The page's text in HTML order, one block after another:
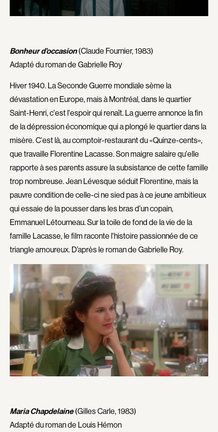
Brassard Marie
Brault François
Brie Claude
Brisson François
Broca Philippe de
Brodeur-Desrosiers Sandrine
Cabrera Dominique
Cadrin-Rossignol Iolande
Calderon Philippe
Campbell Graeme
Campeau Éric
Cantet Laurent
Cantin Roger
Canuel Érik
Cardinal Roger
Carle Gilles
Carmody Don
Caron Michel
Carrier Louis-Georges
Carrière Bruno
Carrière Marcel
Carter Peter
Carthew KC
Castillo Nardo
Castravelli Claude
Cayer Marc
Cayrol Jean
Chabot Mario
Chabot Jean
Chabot Catherine
Chabrol Claude
Champagne Monique
Champagne Louis
Charbonneau Mélanie
Charlebois Lyne
Chartrand Alexandre
Chartrand Alain
Chetwynd Lionel
Chevigny Pier-Philippe
Chica Patricia
Chicoine Alain
Chif Junna
Chila Dominique
Chokri Monia
Chouinard Yvan
Bonheur d’occasion(Claude Fournier, 1983)
Adapté du roman de Gabrielle Roy
Hiver 1940. La Seconde Guerre mondiale sème la
dévastation en Europe, mais à Montréal, dans le quartier
Saint-Henri, c'est l'espoir qui renaît. La guerre annonce la fin
de la dépression économique qui a plongé le quartier dans la
misère. C'est là, au comptoir-restaurant du «Quinze-cents»,
que travaille Florentine Lacasse. Son maigre salaire qu'elle
rapporte à ses parents assure la subsistance de cette famille
trop nombreuse. Jean Lévesque séduit Florentine, mais la
pauvre condition de celle-ci ne sied pas à ce jeune ambitieux
qui essaie de la pousser dans les bras d'un copain,
Emmanuel Létourneau. Sur la toile de fond de la vie de la
famille Lacasse, le film raconte l'histoire passionnée de ce
triangle amoureux. D’après le roman de Gabrielle Roy.
Maria Chapdelaine(Gilles Carle, 1983)
Adapté du roman de Louis Hémon